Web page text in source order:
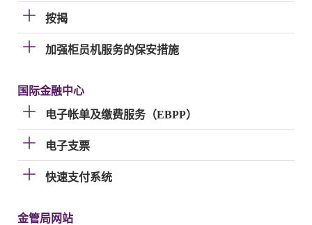
按揭
加强柜员机服务的保安措施
国际金融中心
电子帐单及缴费服务（EBPP）
电子支票
快速支付系统
金管局网站